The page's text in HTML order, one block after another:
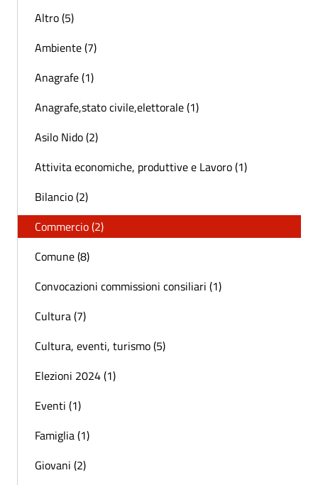
Altro (5)
Ambiente (7)
Anagrafe (1)
Anagrafe,stato civile,elettorale (1)
Asilo Nido (2)
Attivita economiche, produttive e Lavoro (1)
Bilancio (2)
Commercio (2)
Comune (8)
Convocazioni commissioni consiliari (1)
Cultura (7)
Cultura, eventi, turismo (5)
Elezioni 2024 (1)
Eventi (1)
Famiglia (1)
Giovani (2)